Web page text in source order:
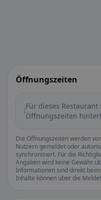
Öffnungszeiten
ℹ️Für dieses
Öffnungszeiten
Die Öffnungszeiten werden
Nutzern gemeldet oder
synchronisiert. Für die
Angaben wird keine Gewähr
Informationen sind direkt
Inhalte können über die